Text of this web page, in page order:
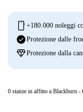
mobile +180.000 noleggi
check_circleProtezione dalle
diamondProtezione dalla
0 stanze in affitto a Blackburn -